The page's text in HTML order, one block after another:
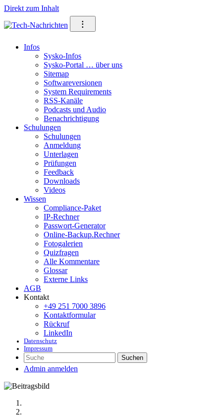
Direkt zum Inhalt
⁝
Infos
Sysko-Infos
Sysko-Portal … über uns
Sitemap
Softwareversionen
System Requirements
RSS-Kanäle
Podcasts und Audio
Benachrichtigung
Schulungen
Schulungen
Anmeldung
Unterlagen
Prüfungen
Feedback
Downloads
Videos
Wissen
Compliance-Paket
IP-Rechner
Passwort-Generator
Online-Backup.Rechner
Fotogalerien
Quizfragen
Alle Kommentare
Glossar
Externe Links
AGB
Kontakt
+49 251 7000 3896
Kontaktformular
Rückruf
LinkedIn
Datenschutz
Impressum
Suchen
Admin anmelden